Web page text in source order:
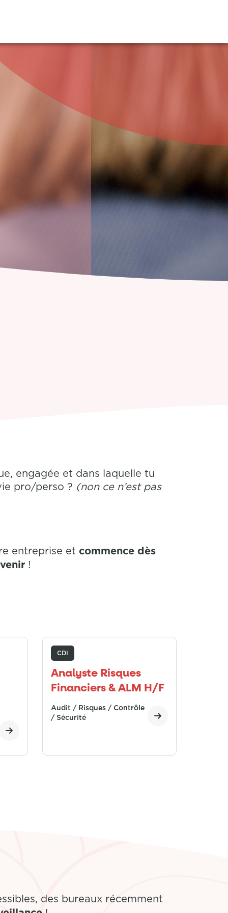
engagée et dans laquelle tu
pro/perso ? (non ce n’est pas
entreprise et commence dès
!
CDI
Analyste Risques
Financiers & ALM H/F
Audit / Risques / Contrôle
/ Sécurité
des bureaux récemment